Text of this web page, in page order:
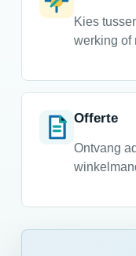
Kies
werking of
Offerte
Ontvang